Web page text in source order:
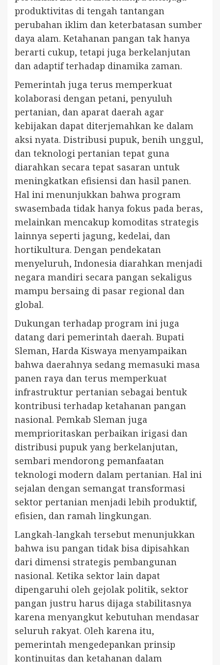
produktivitas di tengah tantangan
perubahan iklim dan keterbatasan sumber
daya alam. Ketahanan pangan tak hanya
berarti cukup, tetapi juga berkelanjutan
dan adaptif terhadap dinamika zaman.
Pemerintah juga terus memperkuat
kolaborasi dengan petani, penyuluh
pertanian, dan aparat daerah agar
kebijakan dapat diterjemahkan ke dalam
aksi nyata. Distribusi pupuk, benih unggul,
dan teknologi pertanian tepat guna
diarahkan secara tepat sasaran untuk
meningkatkan efisiensi dan hasil panen.
Hal ini menunjukkan bahwa program
swasembada tidak hanya fokus pada beras,
melainkan mencakup komoditas strategis
lainnya seperti jagung, kedelai, dan
hortikultura. Dengan pendekatan
menyeluruh, Indonesia diarahkan menjadi
negara mandiri secara pangan sekaligus
mampu bersaing di pasar regional dan
global.
Dukungan terhadap program ini juga
datang dari pemerintah daerah. Bupati
Sleman, Harda Kiswaya menyampaikan
bahwa daerahnya sedang memasuki masa
panen raya dan terus memperkuat
infrastruktur pertanian sebagai bentuk
kontribusi terhadap ketahanan pangan
nasional. Pemkab Sleman juga
memprioritaskan perbaikan irigasi dan
distribusi pupuk yang berkelanjutan,
sembari mendorong pemanfaatan
teknologi modern dalam pertanian. Hal ini
sejalan dengan semangat transformasi
sektor pertanian menjadi lebih produktif,
efisien, dan ramah lingkungan.
Langkah-langkah tersebut menunjukkan
bahwa isu pangan tidak bisa dipisahkan
dari dimensi strategis pembangunan
nasional. Ketika sektor lain dapat
dipengaruhi oleh gejolak politik, sektor
pangan justru harus dijaga stabilitasnya
karena menyangkut kebutuhan mendasar
seluruh rakyat. Oleh karena itu,
pemerintah mengedepankan prinsip
kontinuitas dan ketahanan dalam